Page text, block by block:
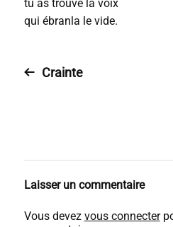
tu as trouvé la voix
qui ébranla le vide.
Crainte
Laisser un commentaire
Vous devez vous connecter